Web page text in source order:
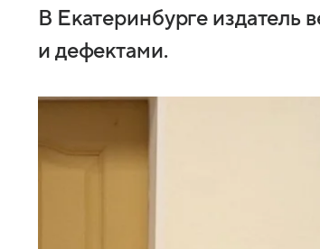
В Екатеринбурге издатель
и дефектами.